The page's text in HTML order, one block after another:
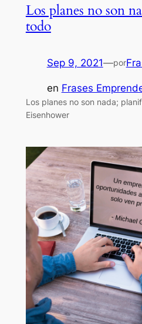
Los planes no son
todo
Sep 9, 2021—por
en Frases
Los planes no son nada;
Eisenhower